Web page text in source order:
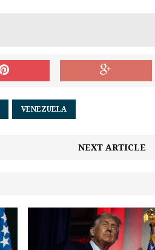
VENEZUELA
NEXT ARTICLE